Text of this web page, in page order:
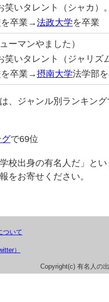
いタレント（シャカ）。
を卒業→法政大学を卒業
ーマンやました）
いタレント（ジャリズ
を卒業→摂南大学法学部
、ジャンル別ランキン
で69位
校出身の有名人だ」と
をお寄せください。
ついて
）
Copyright(c) 有名人の